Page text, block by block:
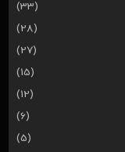
(33)
(28)
(27)
(15)
(12)
(6)
(5)